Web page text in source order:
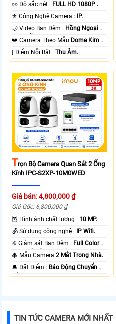
️👀 Độ sắc nét : FULL HD 1080P .
⚜️ Công Nghệ Camera :
IP.
🌙 Video Ban Đêm : Hồng Ngoại
10m Hồng Ngoại SMD.
👑 Camera Theo Mẫu Dome Kim
loại + Nhựa.
️ƒ Điểm Nỗi Bật :Thu Âm.
TRọn Bộ Camera Quan Sát 2 Ống
Kính IPC-S2XP-10M0WED
Giá bán: 4,800,000 ₫
Giá Gốc: 6,800,000 ₫
🦉 Hình ảnh chất lượng : 10 MP.
🕉️ Sử dụng công nghệ :
IP Wifi.
❈ Giám sát Ban Đêm : Full Color
20m Có Màu Ban Ðêm.
🐜 Mẫu Camera2 Mắt Trong Nhà.
️🔔 Đặt Điểm : Báo Động Chuyển
Động.
TIN TỨC CAMERA MỚI NHẤT